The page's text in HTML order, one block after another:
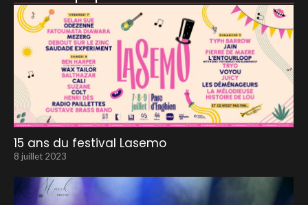
15 ans du festival Lasemo
8 juillet 2023